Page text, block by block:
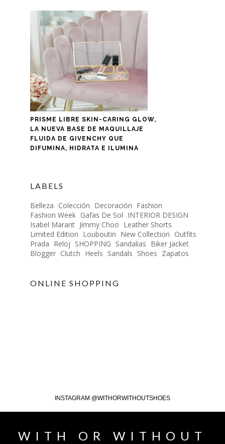
PRISME LIBRE SKIN-CARING GLOW,
LA NUEVA BASE DE MAQUILLAJE
FLUIDA DE GIVENCHY QUE
DIFUMINA, HIDRATA E ILUMINA
LABELS
Belleza Colección Decoración Fashion
Fashion Week Gafas De Sol INTERIOR DESIGN
Isabel Marant Jimmy Choo Leather Shorts
Limited Edition Louboutin New Collection Outfits
Prada Reloj SHOPPING Sandalias Biker Jacket
Blogger Clutch Heels Sandals Shoes Zapatos
ONLINE SHOPPING
INSTAGRAM @WITHORWITHOUTSHOES
WITH OR WITHOUT